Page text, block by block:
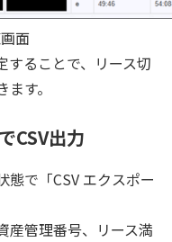
面
することで、リース切
す。
CSV出力
で「CSV エクスポー
産管理番号、リース満